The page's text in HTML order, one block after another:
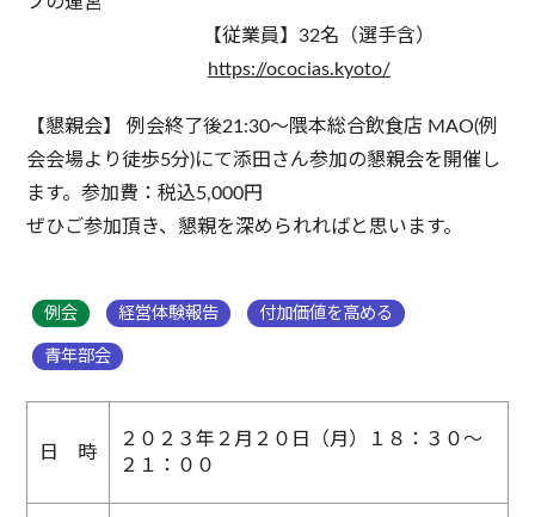
【従業員】32名（選手含）
https://ococias.kyoto/
【懇親会】 例会終了後21:30～隈本総合飲食店 MAO(例
会会場より徒歩5分)にて添田さん参加の懇親会を開催し
ます。参加費：税込5,000円
ぜひご参加頂き、懇親を深められればと思います。
例会 経営体験報告 付加価値を高める
青年部会
日 時
２０２３年２月２０日（月）１８：３０～
２１：００